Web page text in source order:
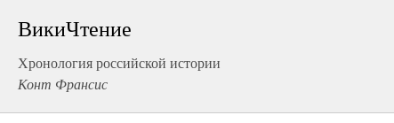
ВикиЧтение
Хронология российской истории
Конт Франсис